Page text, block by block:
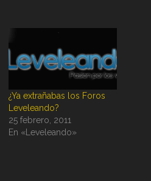
¿Ya extrañabas los Foros
Leveleando?
25 febrero, 2011
En «Leveleando»